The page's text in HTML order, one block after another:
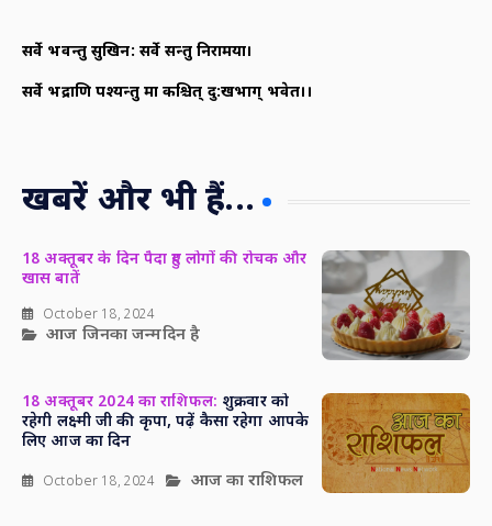
सर्वे भवन्तु सुखिन: सर्वे सन्तु निरामया।
सर्वे भद्राणि पश्यन्तु मा कश्चित् दु:खभाग् भवेत।।
खबरें और भी हैं...
18 अक्तूबर के दिन पैदा हुए लोगों की रोचक और
खास बातें
October 18, 2024
आज जिनका जन्मदिन है
18 अक्तूबर 2024 का राशिफल: शुक्रवार को
रहेगी लक्ष्मी जी की कृपा, पढ़ें कैसा रहेगा आपके
लिए आज का दिन
October 18, 2024 आज का राशिफल